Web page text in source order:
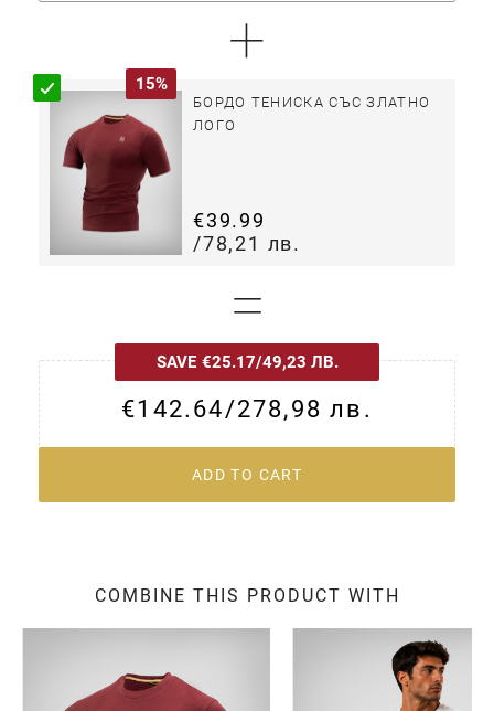
+
15%
БОРДО ТЕНИСКА СЪС ЗЛАТНО
ЛОГО
€39.99
/78,21 лв.
=
SAVE €25.17/49,23 ЛВ.
€142.64/278,98 лв.
ADD TO CART
COMBINE THIS PRODUCT WITH